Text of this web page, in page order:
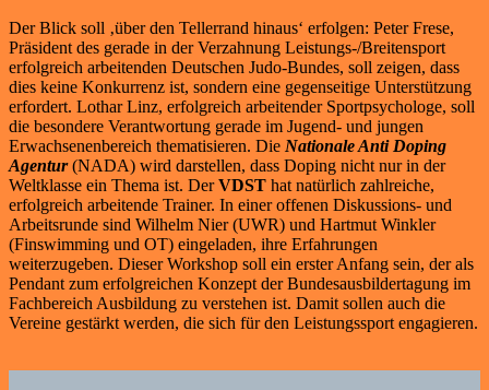
Der Blick soll ‚über den Tellerrand hinaus‘ erfolgen: Peter Frese,
Präsident des gerade in der Verzahnung Leistungs-/Breitensport
erfolgreich arbeitenden Deutschen Judo-Bundes, soll zeigen, dass
dies keine Konkurrenz ist, sondern eine gegenseitige Unterstützung
erfordert. Lothar Linz, erfolgreich arbeitender Sportpsychologe, soll
die besondere Verantwortung gerade im Jugend- und jungen
Erwachsenenbereich thematisieren. Die Nationale Anti Doping
Agentur(NADA) wird darstellen, dass Doping nicht nur in der
Weltklasse ein Thema ist. DerVDST hat natürlich zahlreiche,
erfolgreich arbeitende Trainer. In einer offenen Diskussions- und
Arbeitsrunde sind Wilhelm Nier (UWR) und Hartmut Winkler
(Finswimming und OT) eingeladen, ihre Erfahrungen
weiterzugeben. Dieser Workshop soll ein erster Anfang sein, der als
Pendant zum erfolgreichen Konzept der Bundesausbildertagung im
Fachbereich Ausbildung zu verstehen ist. Damit sollen auch die
Vereine gestärkt werden, die sich für den Leistungssport engagieren.